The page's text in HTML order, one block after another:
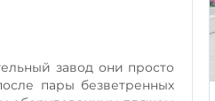
завод они просто
пары безветренных